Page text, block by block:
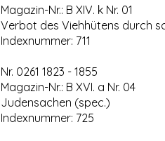
Magazin-Nr.: B XIV. k Nr. 01
Verbot des Viehhütens durch
Indexnummer: 711
Nr. 0261 1823 - 1855
Magazin-Nr.: B XVI. a Nr. 04
Judensachen (spec.)
Indexnummer: 725